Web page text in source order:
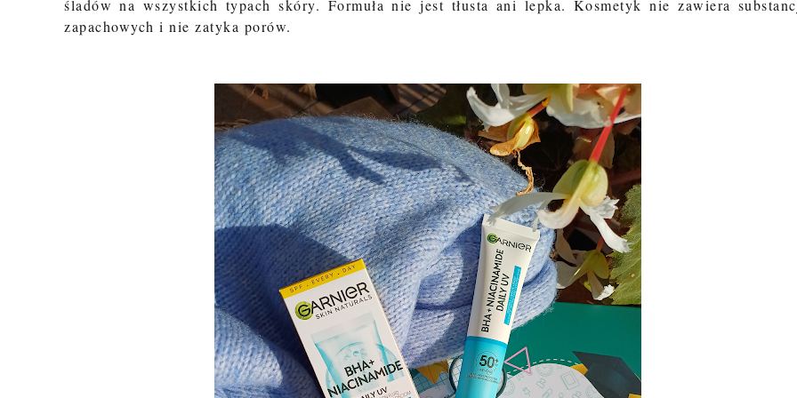
śladów na wszystkich typach skóry. Formuła nie jest tłusta ani lepka. Kosmetyk nie zawiera
zapachowych i nie zatyka porów.